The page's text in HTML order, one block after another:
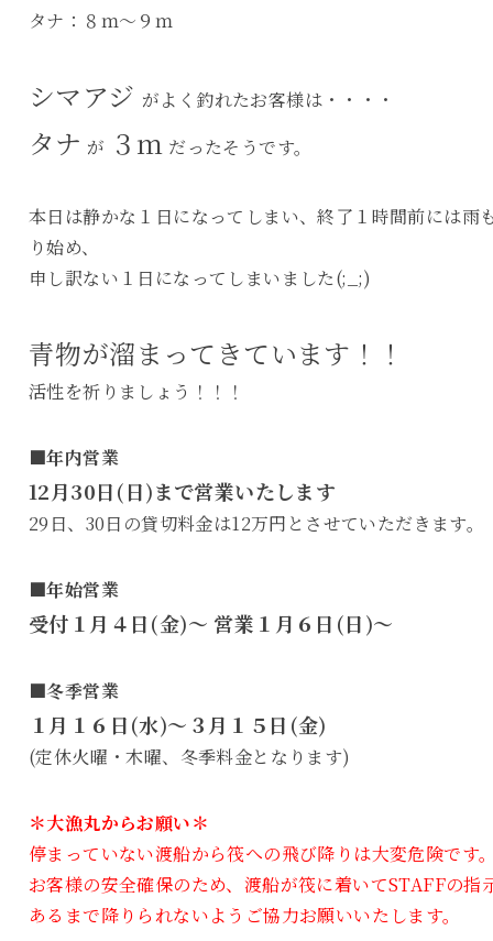
タナ：８ｍ～９ｍ
シマアジ がよく釣れたお客様は・・・・
タナ が ３ｍ だったそうです。
本日は静かな１日になってしまい、終了１時間前には雨
り始め、
申し訳ない１日になってしまいました(;_;)
青物が溜まってきています！！
活性を祈りましょう！！！
■年内営業
12月30日(日)まで営業いたします
29日、30日の貸切料金は12万円とさせていただきます。
■年始営業
受付１月４日(金)～ 営業１月６日(日)～
■冬季営業
１月１６日(水)～３月１５日(金)
(定休火曜・木曜、冬季料金となります)
＊大漁丸からお願い＊
停まっていない渡船から筏への飛び降りは大変危険です
お客様の安全確保のため、渡船が筏に着いてSTAFFの指
あるまで降りられないようご協力お願いいたします。